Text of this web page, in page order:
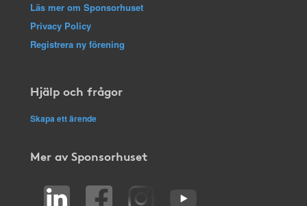
Läs mer om Sponsorhuset
Privacy Policy
Registrera ny förening
Hjälp och frågor
Skapa ett ärende
Mer av Sponsorhuset